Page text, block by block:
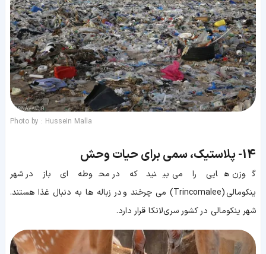
Photo by : Hussein Malla
14- پلاستیک، سمی برای حیات وحش
گوزن هایی را می بینید که در محوطه ای باز در شهر
ینکومالی (Trincomalee) می چرخند و در زباله ها به دنبال غذا هستند.
شهر ینکومالی در کشور سری‌لانکا قرار دارد.